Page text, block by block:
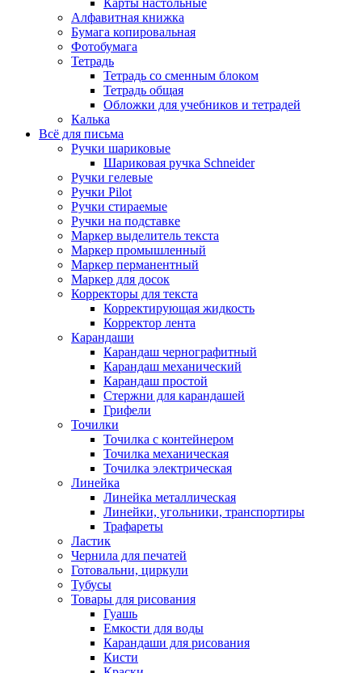
Карты настольные
Алфавитная книжка
Бумага копировальная
Фотобумага
Тетрадь
Тетрадь со сменным блоком
Тетрадь общая
Обложки для учебников и тетрадей
Калька
Всё для письма
Ручки шариковые
Шариковая ручка Schneider
Ручки гелевые
Ручки Pilot
Ручки стираемые
Ручки на подставке
Маркер выделитель текста
Маркер промышленный
Маркер перманентный
Маркер для досок
Корректоры для текста
Корректирующая жидкость
Корректор лента
Карандаши
Карандаш чернографитный
Карандаш механический
Карандаш простой
Стержни для карандашей
Грифели
Точилки
Точилка с контейнером
Точилка механическая
Точилка электрическая
Линейка
Линейка металлическая
Линейки, угольники, транспортиры
Трафареты
Ластик
Чернила для печатей
Готовальни, циркули
Тубусы
Товары для рисования
Гуашь
Емкости для воды
Карандаши для рисования
Кисти